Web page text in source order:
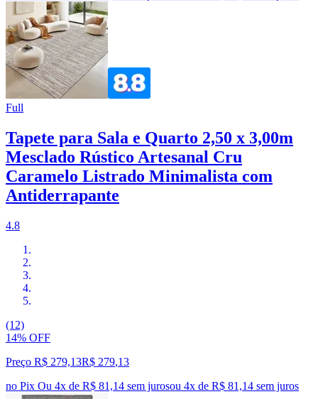
Full
Tapete para Sala e Quarto 2,50 x 3,00m
Mesclado Rústico Artesanal Cru
Caramelo Listrado Minimalista com
Antiderrapante
4.8
(12)
14% OFF
Preço R$ 279,13R$ 279,13
no Pix Ou 4x de R$ 81,14 sem jurosou 4x de R$ 81,14 sem juros